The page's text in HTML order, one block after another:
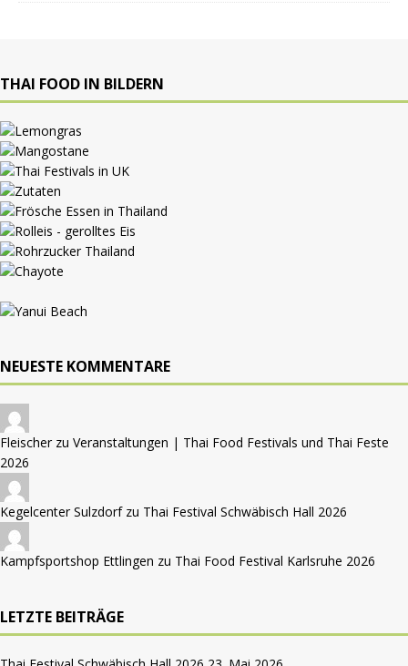
THAI FOOD IN BILDERN
NEUESTE KOMMENTARE
Fleischer zu Veranstaltungen | Thai Food Festivals und Thai Feste
2026
Kegelcenter Sulzdorf zu Thai Festival Schwäbisch Hall 2026
Kampfsportshop Ettlingen zu Thai Food Festival Karlsruhe 2026
LETZTE BEITRÄGE